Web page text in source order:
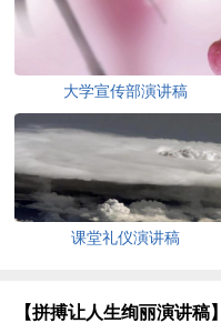
大学宣传部演讲稿
课堂礼仪演讲稿
【拼搏让人生绚丽演讲稿